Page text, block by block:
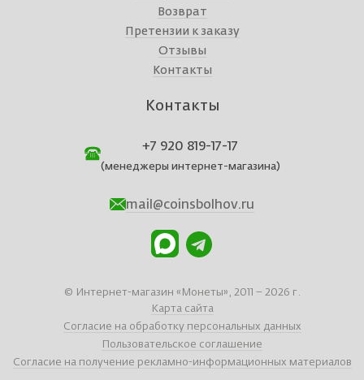
Возврат
Претензии к заказу
Отзывы
Контакты
Контакты
+7 920 819-17-17
(менеджеры интернет-магазина)
mail@coinsbolhov.ru
© Интернет-магазин «Монеты», 2011 – 2026 г.
Карта сайта
Согласие на обработку персональных данных
Пользовательское соглашение
Согласие на получение рекламно-информационных материалов